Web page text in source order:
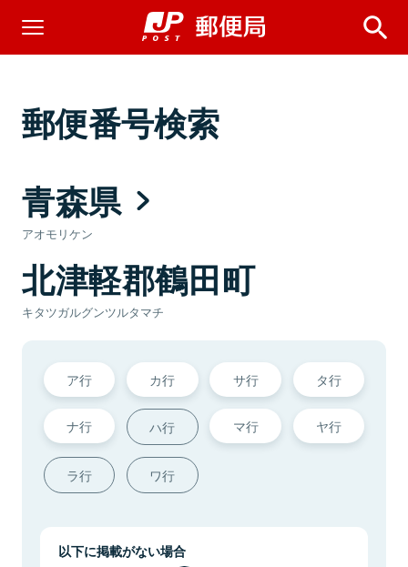
郵便番号検索
青森県
アオモリケン
北津軽郡鶴田町
キタツガルグンツルタマチ
ア行 カ行 サ行 タ行
ナ行 ハ行 マ行 ヤ行
ラ行 ワ行
以下に掲載がない場合